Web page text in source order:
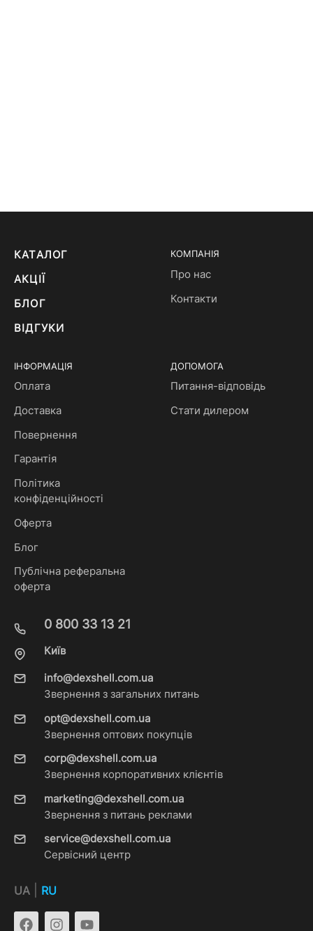
КАТАЛОГ
АКЦІЇ
БЛОГ
ВІДГУКИ
КОМПАНІЯ
Про нас
Контакти
ІНФОРМАЦІЯ
Оплата
Доставка
Повернення
Гарантія
Політика
конфіденційності
Оферта
Блог
Публічна реферальна
оферта
ДОПОМОГА
Питання-відповідь
Стати дилером
0 800 33 13 21
Київ
info@dexshell.com.ua
Звернення з загальних питань
opt@dexshell.com.ua
Звернення оптових покупців
corp@dexshell.com.ua
Звернення корпоративних клієнтів
marketing@dexshell.com.ua
Звернення з питань реклами
service@dexshell.com.ua
Сервісний центр
UA RU